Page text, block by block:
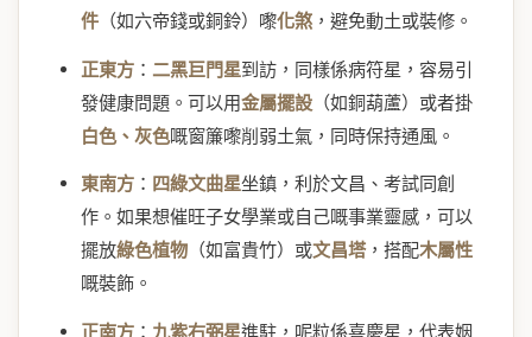
件 （如六帝錢或銅鈴）嚟化煞 ，避免動土或裝修。
正東方 ： 二黑巨門星到訪，同樣係病符星，容易引
發健康問題。可以用金屬擺設 （如銅葫蘆）或者掛
白色、灰色嘅窗簾嚟削弱土氣，同時保持通風。
東南方 ： 四綠文曲星坐鎮，利於文昌、考試同創
作。如果想催旺子女學業或自己嘅事業靈感，可以
擺放綠色植物 （如富貴竹）或文昌塔，搭配木屬性
嘅裝飾。
正南方 ： 九紫右弼星進駐，呢粒係喜慶星，代表姻